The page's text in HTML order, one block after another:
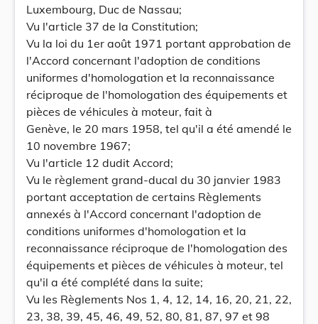
Luxembourg, Duc de Nassau;
Vu l'article 37 de la Constitution;
Vu la loi du 1er août 1971 portant approbation de
l'Accord concernant l'adoption de conditions
uniformes d'homologation et la reconnaissance
réciproque de l'homologation des équipements et
pièces de véhicules à moteur, fait à
Genève, le 20 mars 1958, tel qu'il a été amendé le
10 novembre 1967;
Vu l'article 12 dudit Accord;
Vu le règlement grand-ducal du 30 janvier 1983
portant acceptation de certains Règlements
annexés à l'Accord concernant l'adoption de
conditions uniformes d'homologation et la
reconnaissance réciproque de l'homologation des
équipements et pièces de véhicules à moteur, tel
qu'il a été complété dans la suite;
Vu les Règlements Nos 1, 4, 12, 14, 16, 20, 21, 22,
23, 38, 39, 45, 46, 49, 52, 80, 81, 87, 97 et 98